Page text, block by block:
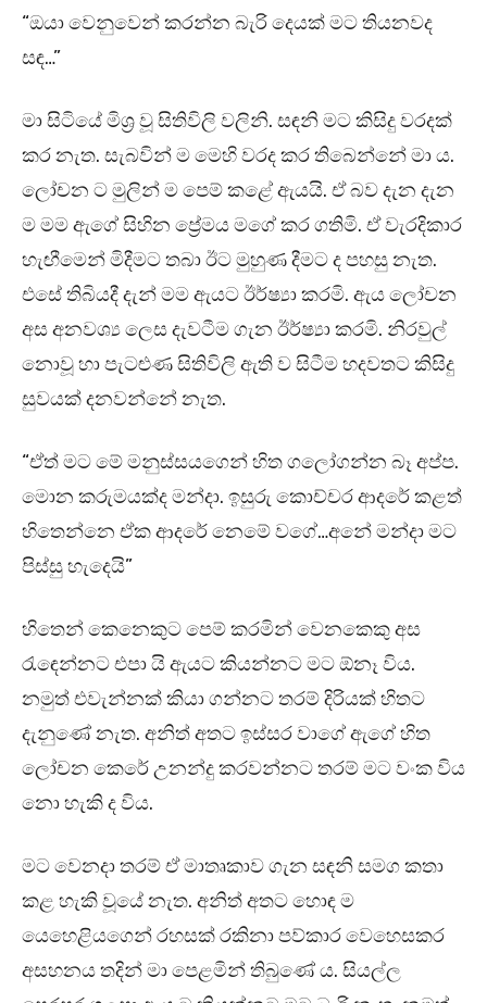
“ඔයා වෙනුවෙන් කරන්න බැරි දෙයක් මට තියනවද
සඳ…”
මා සිටියේ මිශ්‍ර වූ සිතිවිලි වලිනි. සඳනි මට කිසිදු වරදක්
කර නැත. සැබවින් ම මෙහි වරද කර තිබෙන්නේ මා ය.
ලෝචන ට මුලින් ම පෙම් කළේ ඇයයි. ඒ බව දැන දැන
ම මම ඇගේ සිහින ප්‍රේමය මගේ කර ගතිමි. ඒ වැරදිකාර
හැඟීමෙන් මිදීමට තබා ඊට මුහුණ දීමට ද පහසු නැත.
එසේ තිබියදී දැන් මම ඇයට ඊර්ෂ්‍යා කරමි. ඇය ලෝචන
අස අනවශ්‍ය ලෙස දැවටීම ගැන ඊර්ෂ්‍යා කරමි. නිරවුල්
නොවූ හා පැටළුණ සිතිවිලි ඇති ව සිටීම හදවතට කිසිදු
සුවයක් දනවන්නේ නැත.
“ඒත් මට මේ මනුස්සයගෙන් හිත ගලෝගන්න බෑ අප්ප.
මොන කරුමයක්ද මන්දා. ඉසුරු කොච්චර ආදරේ කළත්
හිතෙන්නෙ ඒක ආදරේ නෙමේ වගේ…අනේ මන්දා මට
පිස්සු හැදෙයි”
හිතෙන් කෙනෙකුට පෙම් කරමින් වෙනකෙකු අස
රැඳෙන්නට එපා යි ඇයට කියන්නට මට ඕනෑ විය.
නමුත් එවැන්නක් කියා ගන්නට තරම් දිරියක් හිතට
දැනුණේ නැත. අනිත් අතට ඉස්සර වාගේ ඇගේ හිත
ලෝචන කෙරේ උනන්දු කරවන්නට තරම් මට වංක විය
නො හැකි ද විය.
මට වෙනදා තරම් ඒ මාතෘකාව ගැන සඳනි සමග කතා
කළ හැකි වූයේ නැත. අනිත් අතට හොඳ ම
යෙහෙළියගෙන් රහසක් රකිනා පව්කාර වෙහෙසකර
අසහනය තදින් මා පෙළමින් තිබුණේ ය. සියල්ල